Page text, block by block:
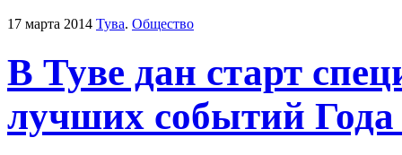
17 марта 2014 Тува. Общество
В Туве дан старт
лучших событий